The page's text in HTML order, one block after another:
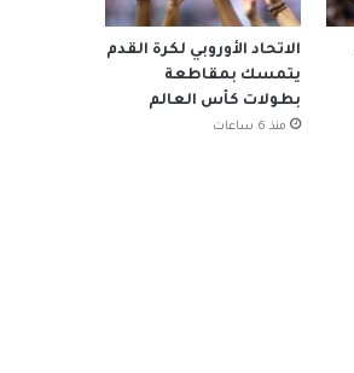
الاتحاد الأوروبي لكرة القدم
يتمسك بمقاطعة
بطولات كأس العالم
منذ 6 ساعات